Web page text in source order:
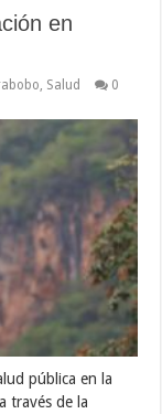
en
, Salud
0
pública en la
través de la